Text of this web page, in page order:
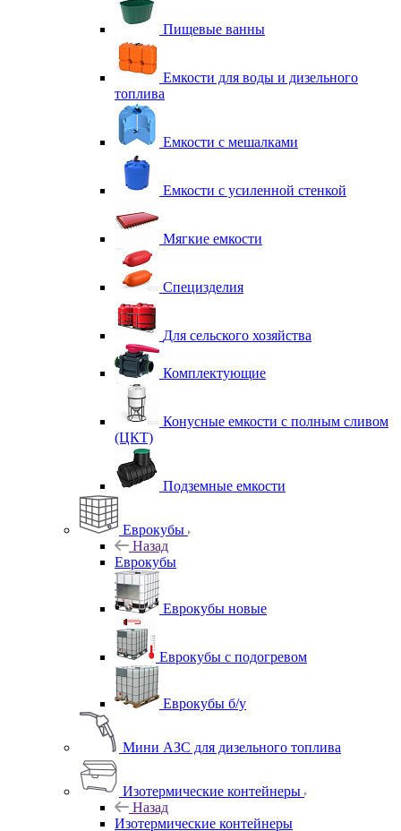
Пищевые ванны
Емкости для воды и дизельного
топлива
Емкости с мешалками
Емкости с усиленной стенкой
Мягкие емкости
Специзделия
Для сельского хозяйства
Комплектующие
Конусные емкости с полным сливом
(ЦКТ)
Подземные емкости
Еврокубы
Назад
Еврокубы
Еврокубы новые
Еврокубы с подогревом
Еврокубы б/у
Мини АЗС для дизельного топлива
Изотермические контейнеры
Назад
Изотермические контейнеры